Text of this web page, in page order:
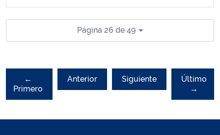
Página 26 de 49
←
Primero
Anterior Siguiente
Último
→